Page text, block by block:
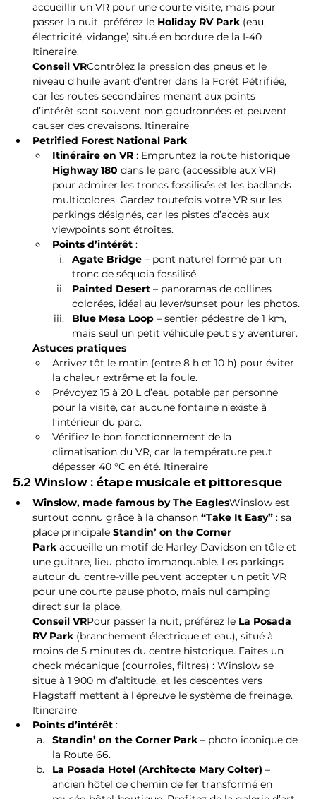
accueillir un VR pour une courte visite, mais pour
passer la nuit, préférez le Holiday RV Park (eau,
électricité, vidange) situé en bordure de la I-40
Itineraire.
Conseil VRContrôlez la pression des pneus et le
niveau d’huile avant d’entrer dans la Forêt Pétrifiée,
car les routes secondaires menant aux points
d’intérêt sont souvent non goudronnées et peuvent
causer des crevaisons. Itineraire
Petrified Forest National Park
Itinéraire en VR : Empruntez la route historique
Highway 180 dans le parc (accessible aux VR)
pour admirer les troncs fossilisés et les badlands
multicolores. Gardez toutefois votre VR sur les
parkings désignés, car les pistes d’accès aux
viewpoints sont étroites.
Points d’intérêt :
Agate Bridge – pont naturel formé par un
tronc de séquoia fossilisé.
Painted Desert – panoramas de collines
colorées, idéal au lever/sunset pour les photos.
Blue Mesa Loop – sentier pédestre de 1 km,
mais seul un petit véhicule peut s’y aventurer.
Astuces pratiques
Arrivez tôt le matin (entre 8 h et 10 h) pour éviter
la chaleur extrême et la foule.
Prévoyez 15 à 20 L d’eau potable par personne
pour la visite, car aucune fontaine n’existe à
l’intérieur du parc.
Vérifiez le bon fonctionnement de la
climatisation du VR, car la température peut
dépasser 40 °C en été. Itineraire
5.2 Winslow : étape musicale et pittoresque
Winslow, made famous by The EaglesWinslow est
surtout connu grâce à la chanson “Take It Easy” : sa
place principale Standin’ on the Corner
Park accueille un motif de Harley Davidson en tôle et
une guitare, lieu photo immanquable. Les parkings
autour du centre-ville peuvent accepter un petit VR
pour une courte pause photo, mais nul camping
direct sur la place.
Conseil VRPour passer la nuit, préférez le La Posada
RV Park (branchement électrique et eau), situé à
moins de 5 minutes du centre historique. Faites un
check mécanique (courroies, filtres) : Winslow se
situe à 1 900 m d’altitude, et les descentes vers
Flagstaff mettent à l’épreuve le système de freinage.
Itineraire
Points d’intérêt :
Standin’ on the Corner Park – photo iconique de
la Route 66.
La Posada Hotel (Architecte Mary Colter) –
ancien hôtel de chemin de fer transformé en